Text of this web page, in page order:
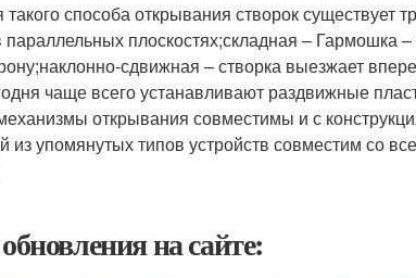
способа открывания створок существует
плоскостях;складная – Гармошка
сдвижная – створка выезжает
чаще всего устанавливают раздвижные
открывания совместимы и с
упомянутых типов устройств совместим со
на сайте: